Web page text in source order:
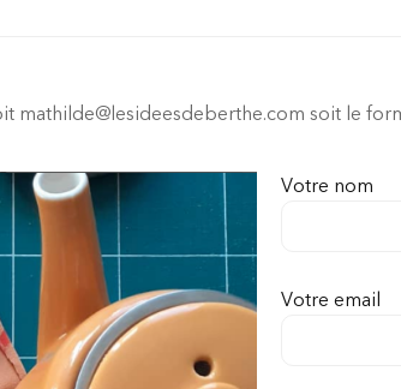
mathilde@lesideesdeberthe.com soit le
Votre nom
Votre email